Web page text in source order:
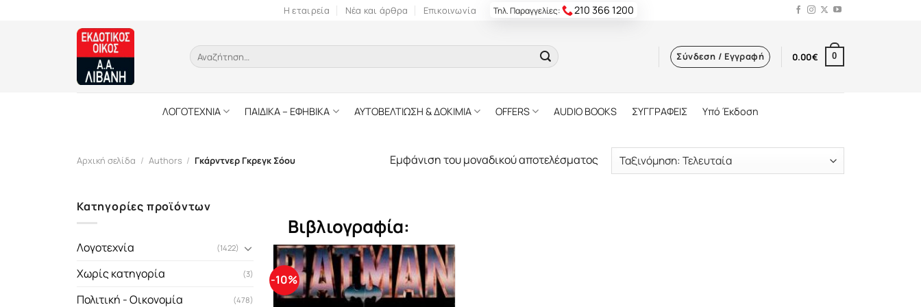
Η εταιρεία Νέα και άρθρα Επικοινωνία Τηλ. Παραγγελίες: 210 366 1200
Αναζήτηση
για:
Σύνδεση / Εγγραφή 0.00€ 0
ΛΟΓΟΤΕΧΝΙΑ ΠΑΙΔΙΚΑ – ΕΦΗΒΙΚΑ ΑΥΤΟΒΕΛΤΙΩΣΗ & ΔΟΚΙΜΙΑ OFFERS AUDIO BOOKS ΣΥΓΓΡΑΦΕΙΣ Υπό Έκδοση
Αρχική σελίδα / Authors / Γκάρντνερ Γκρεγκ Σόου Εμφάνιση του μοναδικού αποτελέσματος
Κατηγορίες προϊόντων
Λογοτεχνία (1422)
Χωρίς κατηγορία (3)
Πολιτική - Οικονομία (478)
Βιβλιογραφία:
-10%